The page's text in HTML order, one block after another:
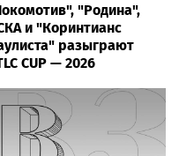
"Родина",
и "Коринтианс
разыграют
CUP — 2026